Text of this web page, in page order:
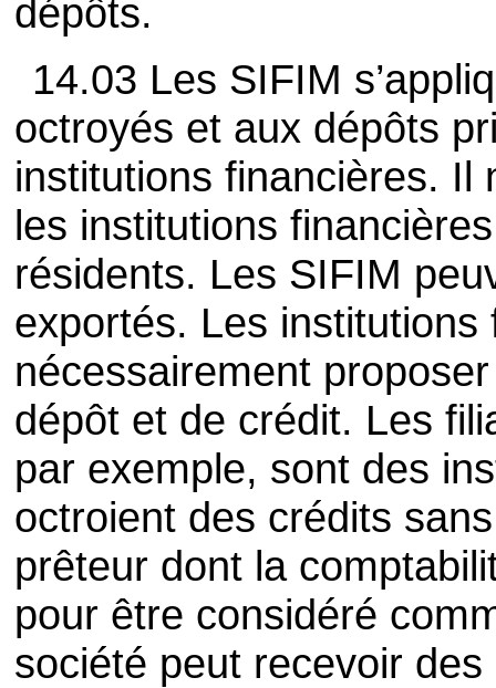
dépôts.
14.03 Les SIFIM
octroyés et aux dépôts
institutions financières. Il
les institutions
résidents. Les SIFIM
exportés. Les
nécessairement
dépôt et de crédit. Les
par exemple, sont des
octroient des crédits
prêteur dont la
pour être considéré
société peut recevoir